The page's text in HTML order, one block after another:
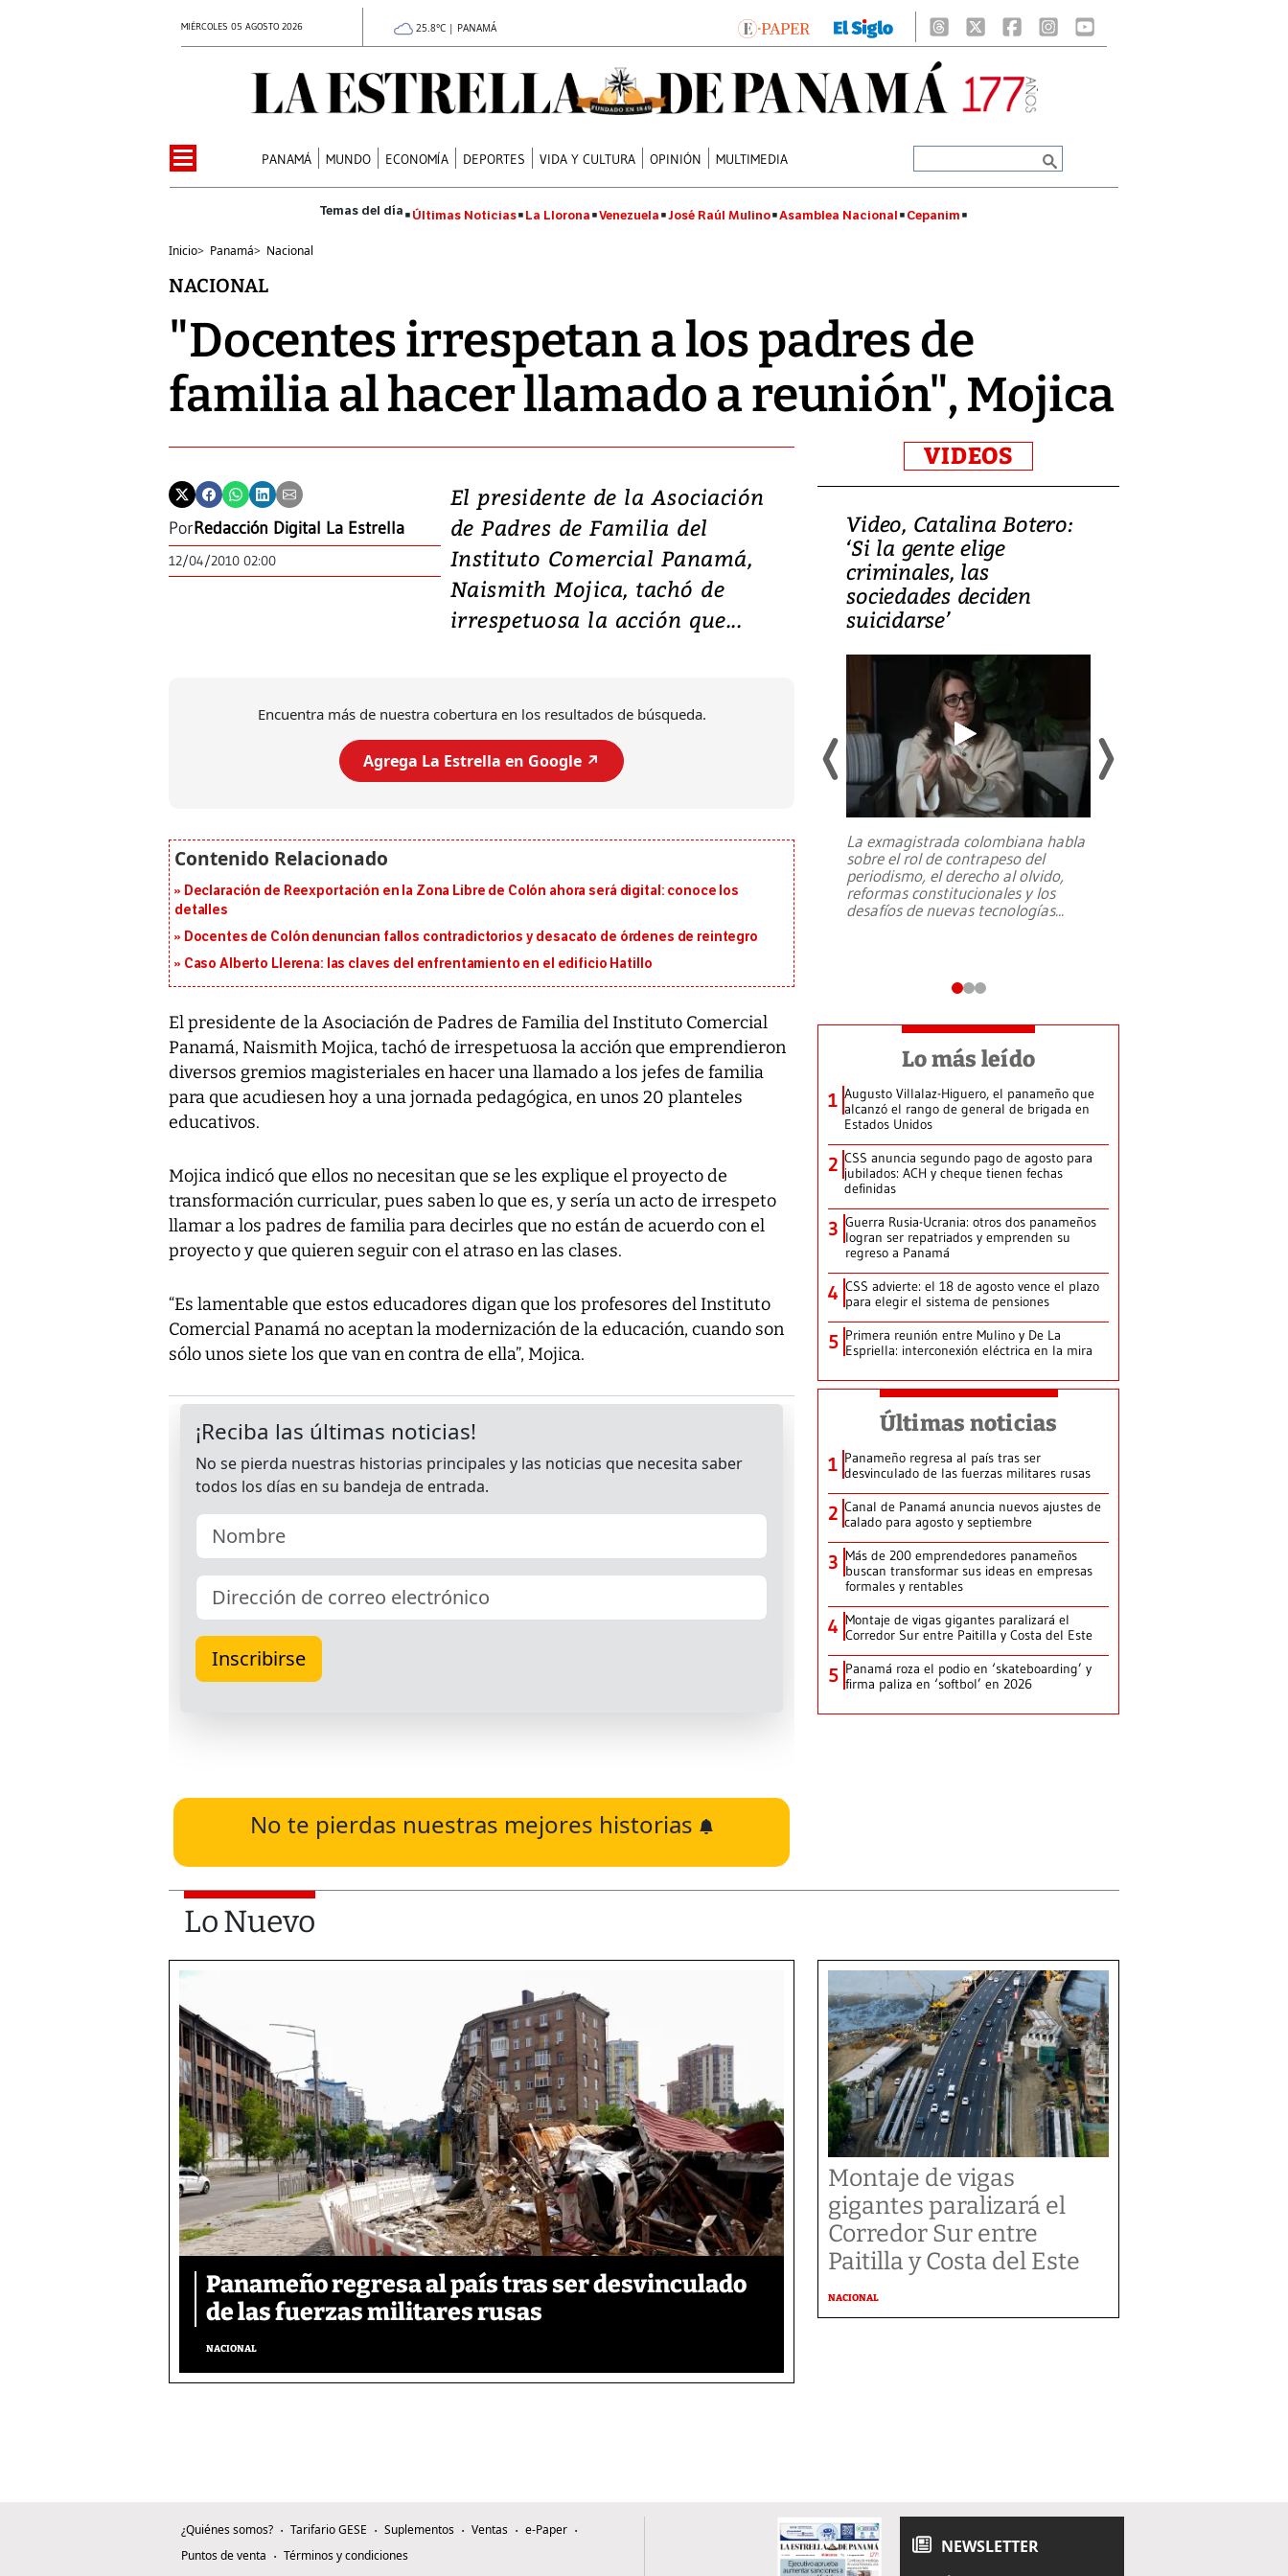
MIÉRCOLES 05 AGOSTO 2026 25.8°C | PANAMÁ
PANAMÁ MUNDO ECONOMÍA DEPORTES VIDA Y CULTURA OPINIÓN MULTIMEDIA
Últimas Noticias La Llorona Venezuela José Raúl Mulino Asamblea Nacional Cepanim
Inicio> Panamá> Nacional
NACIONAL
"Docentes irrespetan a los padres de
familia al hacer llamado a reunión", Mojica
PorRedacción Digital La Estrella
12/04/2010 02:00
El presidente de la Asociación
de Padres de Familia del
Instituto Comercial Panamá,
Naismith Mojica, tachó de
irrespetuosa la acción que...
Encuentra más de nuestra cobertura en los resultados de búsqueda.
Agrega La Estrella en Google ↗️
Declaración de Reexportación en la Zona Libre de Colón ahora será digital: conoce los
detalles
Docentes de Colón denuncian fallos contradictorios y desacato de órdenes de reintegro
Caso Alberto Llerena: las claves del enfrentamiento en el edificio Hatillo
El presidente de la Asociación de Padres de Familia del Instituto Comercial
Panamá, Naismith Mojica, tachó de irrespetuosa la acción que emprendieron
diversos gremios magisteriales en hacer una llamado a los jefes de familia
para que acudiesen hoy a una jornada pedagógica, en unos 20 planteles
educativos.
Mojica indicó que ellos no necesitan que se les explique el proyecto de
transformación curricular, pues saben lo que es, y sería un acto de irrespeto
llamar a los padres de familia para decirles que no están de acuerdo con el
proyecto y que quieren seguir con el atraso en las clases.
“Es lamentable que estos educadores digan que los profesores del Instituto
Comercial Panamá no aceptan la modernización de la educación, cuando son
sólo unos siete los que van en contra de ella”, Mojica.
No te pierdas nuestras mejores historias
VIDEOS
Video, Japón: Terremoto
deja heridos y graves
daños en Kumamoto
al sur de Japón, provocando una
Video, Catalina Botero:
‘Si la gente elige
criminales, las
sociedades deciden
suicidarse’
La exmagistrada colombiana habla
sobre el rol de contrapeso del
periodismo, el derecho al olvido,
reformas constitucionales y los
desafíos de nuevas tecnologías...
Lo más leído
1 Augusto Villalaz-Higuero, el panameño que
alcanzó el rango de general de brigada en
Estados Unidos
2 CSS anuncia segundo pago de agosto para
jubilados: ACH y cheque tienen fechas
definidas
3 Guerra Rusia-Ucrania: otros dos panameños
logran ser repatriados y emprenden su
regreso a Panamá
4 CSS advierte: el 18 de agosto vence el plazo
para elegir el sistema de pensiones
5 Primera reunión entre Mulino y De La
Espriella: interconexión eléctrica en la mira
Últimas noticias
1 Panameño regresa al país tras ser
desvinculado de las fuerzas militares rusas
2 Canal de Panamá anuncia nuevos ajustes de
calado para agosto y septiembre
3 Más de 200 emprendedores panameños
buscan transformar sus ideas en empresas
formales y rentables
4 Montaje de vigas gigantes paralizará el
Corredor Sur entre Paitilla y Costa del Este
5 Panamá roza el podio en ‘skateboarding’ y
firma paliza en ‘softbol’ en 2026
Lo Nuevo
Panameño regresa al país tras ser desvinculado
de las fuerzas militares rusas
NACIONAL
Montaje de vigas
gigantes paralizará el
Corredor Sur entre
Paitilla y Costa del Este
NACIONAL
¿Quiénes somos? Tarifario GESE Suplementos Ventas
e-Paper
Puntos de venta
Términos y condiciones NEWSLETTER